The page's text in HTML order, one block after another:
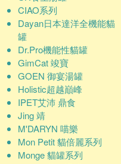
CIAO系列
Dayan日本達洋全機能貓
罐
Dr.Pro機能性貓罐
GimCat 竣寶
GOEN 御宴湯罐
Holistic超越巔峰
IPET艾沛 鼎食
Jing 靖
M'DARYN 喵樂
Mon Petit 貓倍麗系列
Monge 貓罐系列